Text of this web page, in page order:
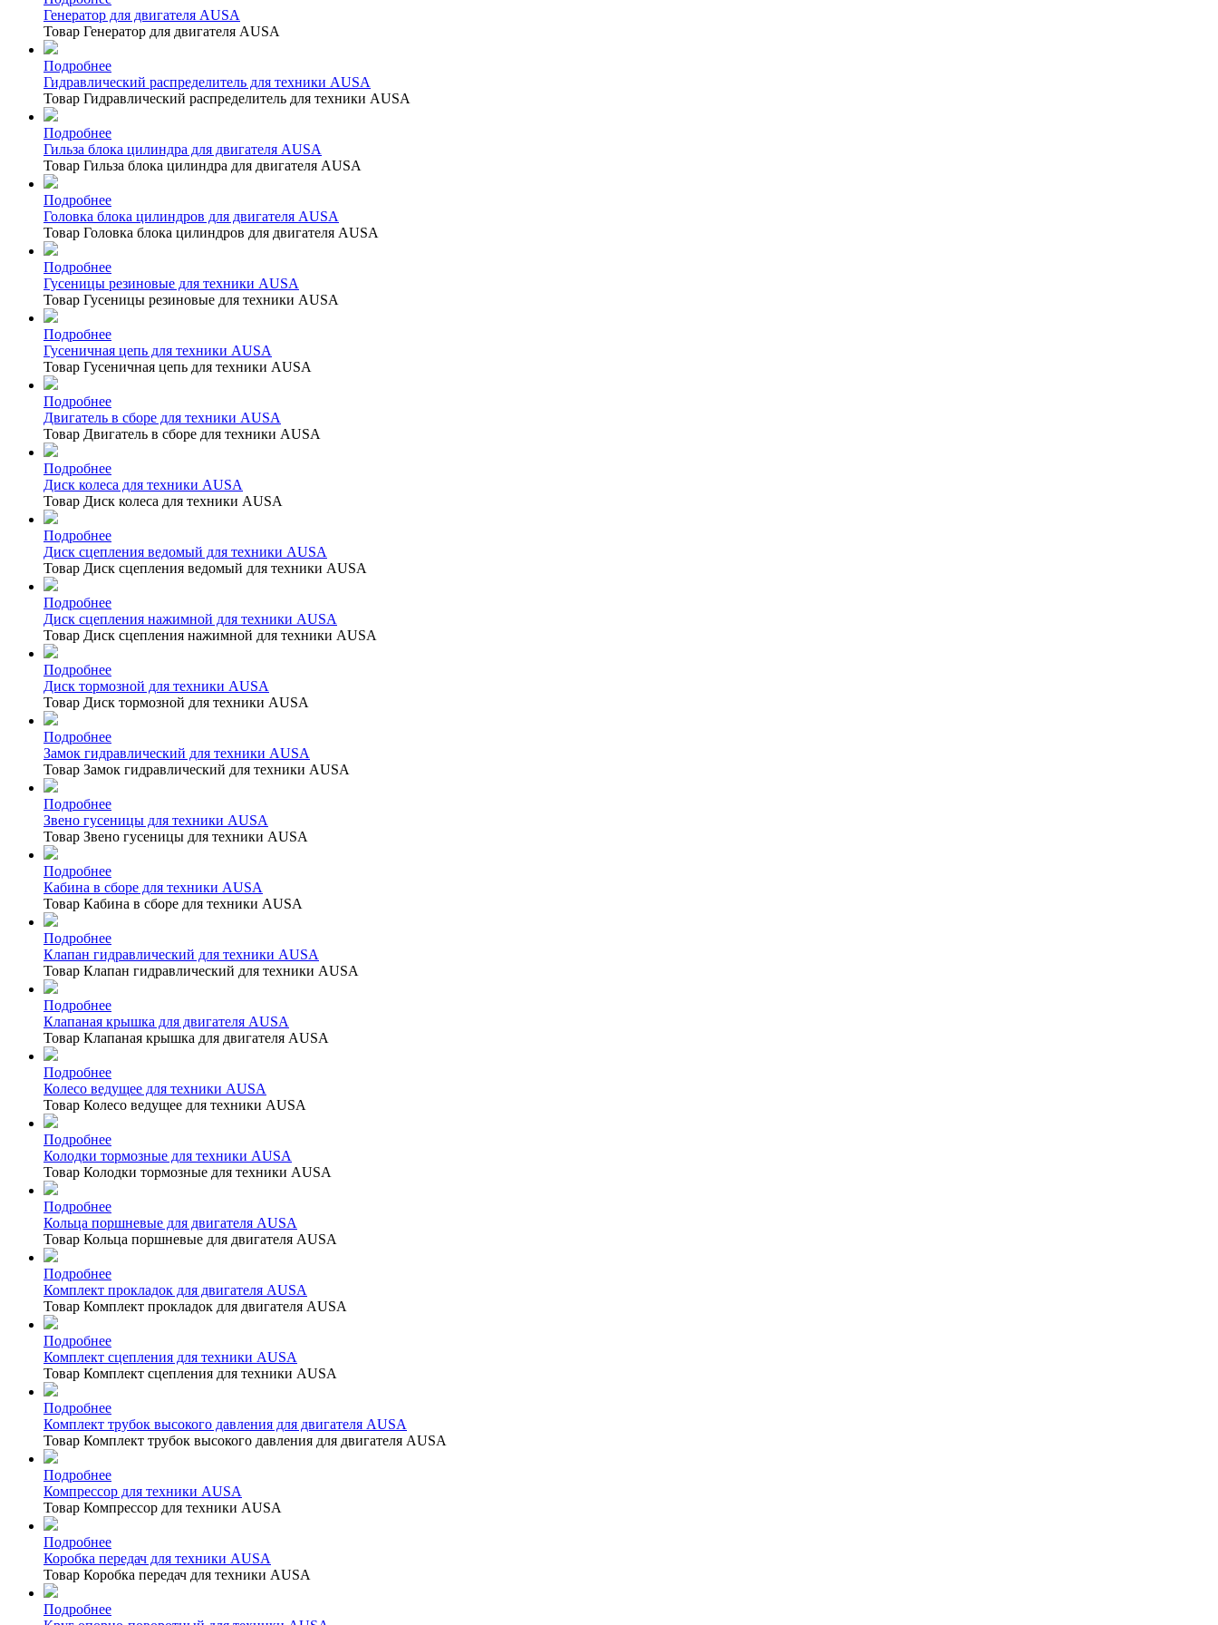
Генератор для двигателя AUSA
Товар Генератор для двигателя AUSA
Подробнее
Гидравлический распределитель для техники AUSA
Товар Гидравлический распределитель для техники AUSA
Подробнее
Гильза блока цилиндра для двигателя AUSA
Товар Гильза блока цилиндра для двигателя AUSA
Подробнее
Головка блока цилиндров для двигателя AUSA
Товар Головка блока цилиндров для двигателя AUSA
Подробнее
Гусеницы резиновые для техники AUSA
Товар Гусеницы резиновые для техники AUSA
Подробнее
Гусеничная цепь для техники AUSA
Товар Гусеничная цепь для техники AUSA
Подробнее
Двигатель в сборе для техники AUSA
Товар Двигатель в сборе для техники AUSA
Подробнее
Диск колеса для техники AUSA
Товар Диск колеса для техники AUSA
Подробнее
Диск сцепления ведомый для техники AUSA
Товар Диск сцепления ведомый для техники AUSA
Подробнее
Диск сцепления нажимной для техники AUSA
Товар Диск сцепления нажимной для техники AUSA
Подробнее
Диск тормозной для техники AUSA
Товар Диск тормозной для техники AUSA
Подробнее
Замок гидравлический для техники AUSA
Товар Замок гидравлический для техники AUSA
Подробнее
Звено гусеницы для техники AUSA
Товар Звено гусеницы для техники AUSA
Подробнее
Кабина в сборе для техники AUSA
Товар Кабина в сборе для техники AUSA
Подробнее
Клапан гидравлический для техники AUSA
Товар Клапан гидравлический для техники AUSA
Подробнее
Клапаная крышка для двигателя AUSA
Товар Клапаная крышка для двигателя AUSA
Подробнее
Колесо ведущее для техники AUSA
Товар Колесо ведущее для техники AUSA
Подробнее
Колодки тормозные для техники AUSA
Товар Колодки тормозные для техники AUSA
Подробнее
Кольца поршневые для двигателя AUSA
Товар Кольца поршневые для двигателя AUSA
Подробнее
Комплект прокладок для двигателя AUSA
Товар Комплект прокладок для двигателя AUSA
Подробнее
Комплект сцепления для техники AUSA
Товар Комплект сцепления для техники AUSA
Подробнее
Комплект трубок высокого давления для двигателя AUSA
Товар Комплект трубок высокого давления для двигателя AUSA
Подробнее
Компрессор для техники AUSA
Товар Компрессор для техники AUSA
Подробнее
Коробка передач для техники AUSA
Товар Коробка передач для техники AUSA
Подробнее